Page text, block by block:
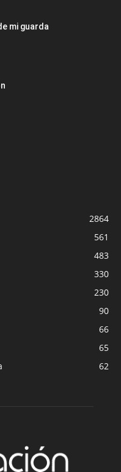
mi guarda
2864
561
483
330
230
90
66
65
62